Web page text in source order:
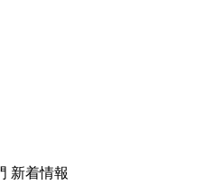
新着情報